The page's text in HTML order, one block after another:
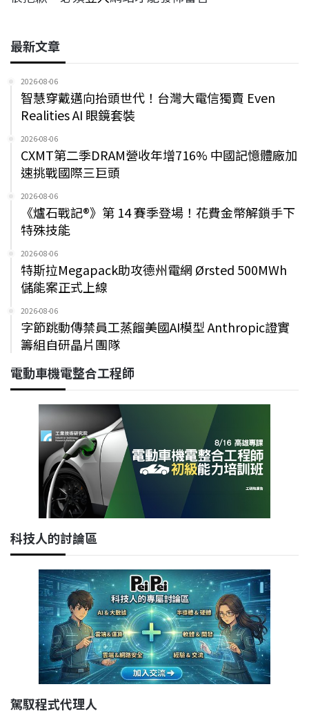
最新文章
2026-08-06
智慧穿戴邁向抬頭世代！台灣大電信獨賣 Even
Realities AI 眼鏡套裝
2026-08-06
CXMT第二季DRAM營收年增716% 中國記憶體廠加
速挑戰國際三巨頭
2026-08-06
《爐石戰記®》第 14 賽季登場！花費金幣解鎖手下
特殊技能
2026-08-06
特斯拉Megapack助攻德州電網 Ørsted 500MWh
儲能案正式上線
2026-08-06
字節跳動傳禁員工蒸餾美國AI模型 Anthropic證實
籌組自研晶片團隊
電動車機電整合工程師
科技人的討論區
駕馭程式代理人